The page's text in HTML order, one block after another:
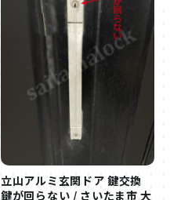
立山アルミ玄関ドア 鍵交換
鍵が回らない / さいたま市 大